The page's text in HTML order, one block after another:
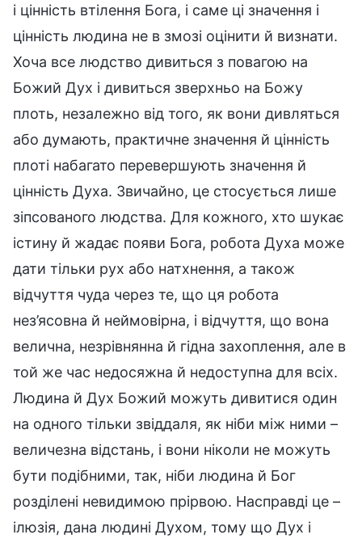
і цінність втілення Бога, і саме ці значення і
цінність людина не в змозі оцінити й визнати.
Хоча все людство дивиться з повагою на
Божий Дух і дивиться зверхньо на Божу
плоть, незалежно від того, як вони дивляться
або думають, практичне значення й цінність
плоті набагато перевершують значення й
цінність Духа. Звичайно, це стосується лише
зіпсованого людства. Для кожного, хто шукає
істину й жадає появи Бога, робота Духа може
дати тільки рух або натхнення, а також
відчуття чуда через те, що ця робота
нез’ясовна й неймовірна, і відчуття, що вона
велична, незрівнянна й гідна захоплення, але в
той же час недосяжна й недоступна для всіх.
Людина й Дух Божий можуть дивитися один
на одного тільки звіддаля, як ніби між ними –
величезна відстань, і вони ніколи не можуть
бути подібними, так, ніби людина й Бог
розділені невидимою прірвою. Насправді це –
ілюзія, дана людині Духом, тому що Дух і